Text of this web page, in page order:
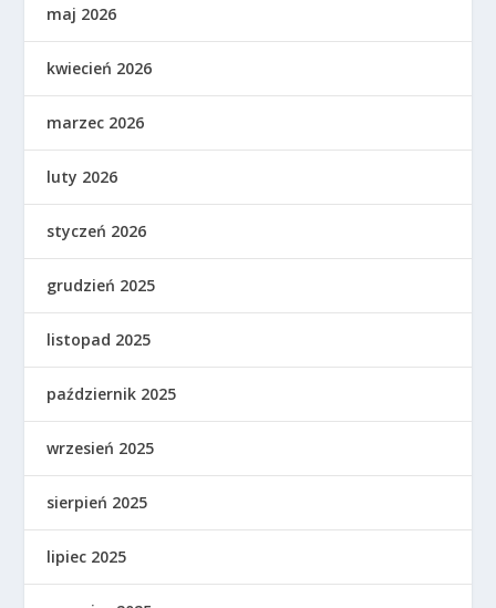
maj 2026
kwiecień 2026
marzec 2026
luty 2026
styczeń 2026
grudzień 2025
listopad 2025
październik 2025
wrzesień 2025
sierpień 2025
lipiec 2025